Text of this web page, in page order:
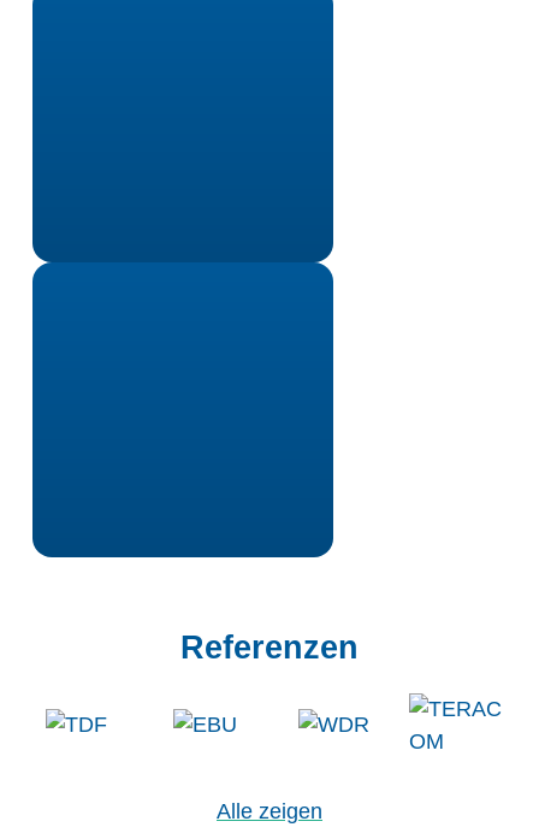
Referenzen
Alle zeigen